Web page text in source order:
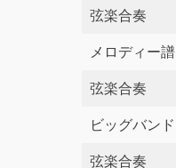
弦楽合奏
メロディー譜
弦楽合奏
ビッグバンド
弦楽合奏